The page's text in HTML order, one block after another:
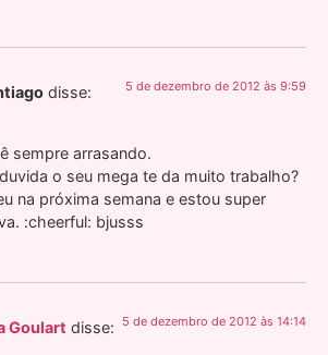
disse: 5 de dezembro de 2012 às 9:59
sempre arrasando.
o seu mega te da muito trabalho?
na próxima semana e estou super
:cheerful: bjusss
Goulart disse: 5 de dezembro de 2012 às 14:14